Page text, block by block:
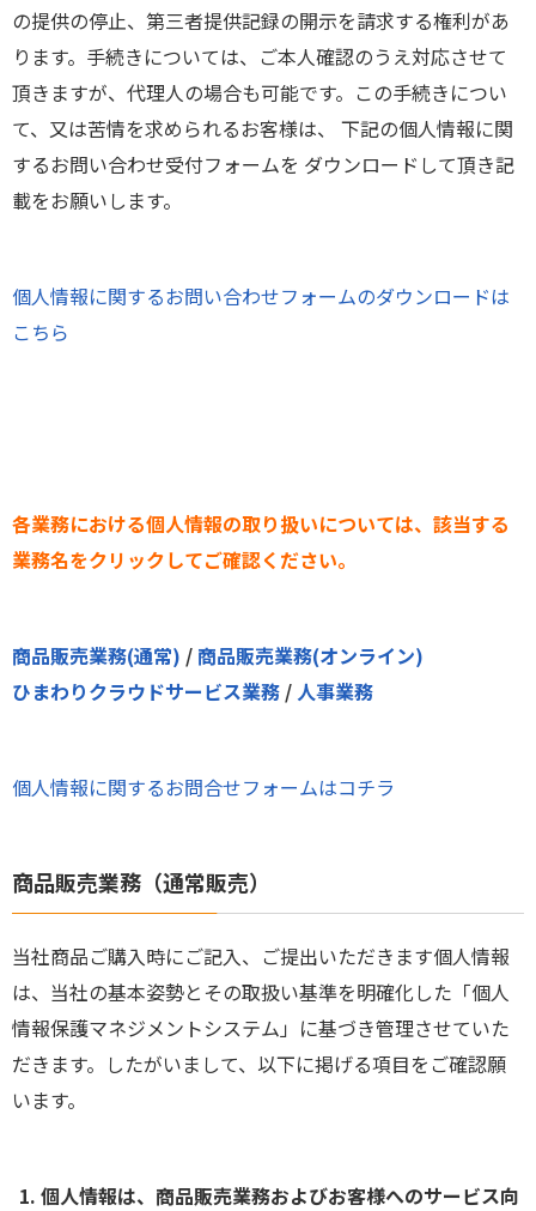
の提供の停止、第三者提供記録の開示を請求する権利があ
ります。手続きについては、ご本人確認のうえ対応させて
頂きますが、代理人の場合も可能です。この手続きについ
て、又は苦情を求められるお客様は、 下記の個人情報に関
するお問い合わせ受付フォームを ダウンロードして頂き記
載をお願いします。
個人情報に関するお問い合わせフォームのダウンロードは
こちら
各業務における個人情報の取り扱いについては、該当する
業務名をクリックしてご確認ください。
商品販売業務(通常) / 商品販売業務(オンライン)
ひまわりクラウドサービス業務 / 人事業務
個人情報に関するお問合せフォームはコチラ
商品販売業務（通常販売）
当社商品ご購入時にご記入、ご提出いただきます個人情報
は、当社の基本姿勢とその取扱い基準を明確化した「個人
情報保護マネジメントシステム」に基づき管理させていた
だきます。したがいまして、以下に掲げる項目をご確認願
います。
個人情報は、商品販売業務およびお客様へのサービス向